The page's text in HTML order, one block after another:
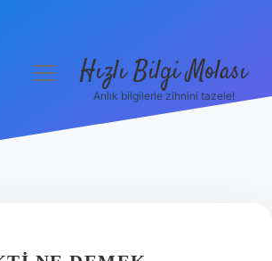
menüyüHızlı Bilgi Molası
Anlık bilgilerle zihnini tazele!